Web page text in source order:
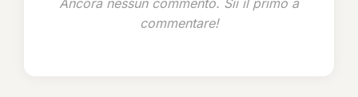
Ancora nessun commento. Sii il primo a
commentare!